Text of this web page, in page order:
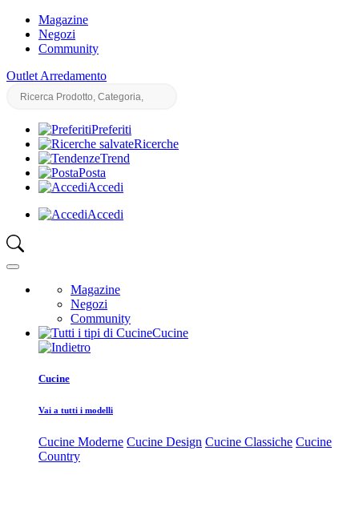
Magazine
Negozi
Community
Outlet Arredamento
Preferiti
Ricerche
Trend
Posta
Accedi
Accedi
Magazine
Negozi
Community
Cucine
Cucine
Vai a tutti i modelli
Cucine Moderne Cucine Design Cucine Classiche Cucine
Country